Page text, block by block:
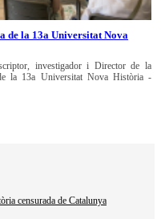
de la 13a Universitat Nova
investigador i Director de la
la 13a Universitat Nova Història -
censurada de Catalunya